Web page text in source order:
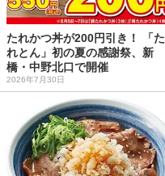
たれかつ丼が200円引き！ 「た
れとん」初の夏の感謝祭、新
橋・中野北口で開催
2026年7月30日